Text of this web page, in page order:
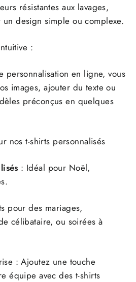
résistantes aux lavages,
design simple ou complexe.
:
personnalisation en ligne, vous
images, ajouter du texte ou
préconçus en quelques
nos t-shirts personnalisés
: Idéal pour Noël,
pour des mariages,
célibataire, ou soirées à
: Ajoutez une touche
équipe avec des t-shirts